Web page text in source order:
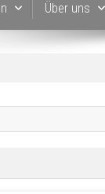
Über uns